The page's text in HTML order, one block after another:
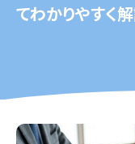
てわかりやすく